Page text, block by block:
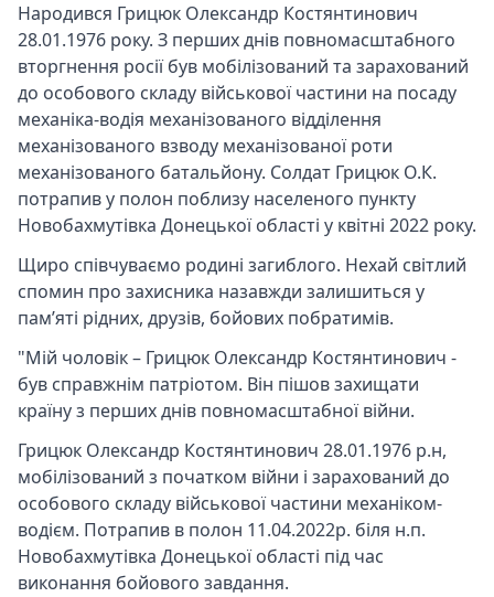
Народився Грицюк Олександр Костянтинович
28.01.1976 року. З перших днів повномасштабного
вторгнення росії був мобілізований та зарахований
до особового складу військової частини на посаду
механіка-водія механізованого відділення
механізованого взводу механізованої роти
механізованого батальйону. Солдат Грицюк О.К.
потрапив у полон поблизу населеного пункту
Новобахмутівка Донецької області у квітні 2022 року.
Щиро співчуваємо родині загиблого. Нехай світлий
спомин про захисника назавжди залишиться у
пам’яті рідних, друзів, бойових побратимів.
"Мій чоловік – Грицюк Олександр Костянтинович -
був справжнім патріотом. Він пішов захищати
країну з перших днів повномасштабної війни.
Грицюк Олександр Костянтинович 28.01.1976 р.н,
мобілізований з початком війни і зарахований до
особового складу військової частини механіком-
водієм. Потрапив в полон 11.04.2022р. біля н.п.
Новобахмутівка Донецької області під час
виконання бойового завдання.